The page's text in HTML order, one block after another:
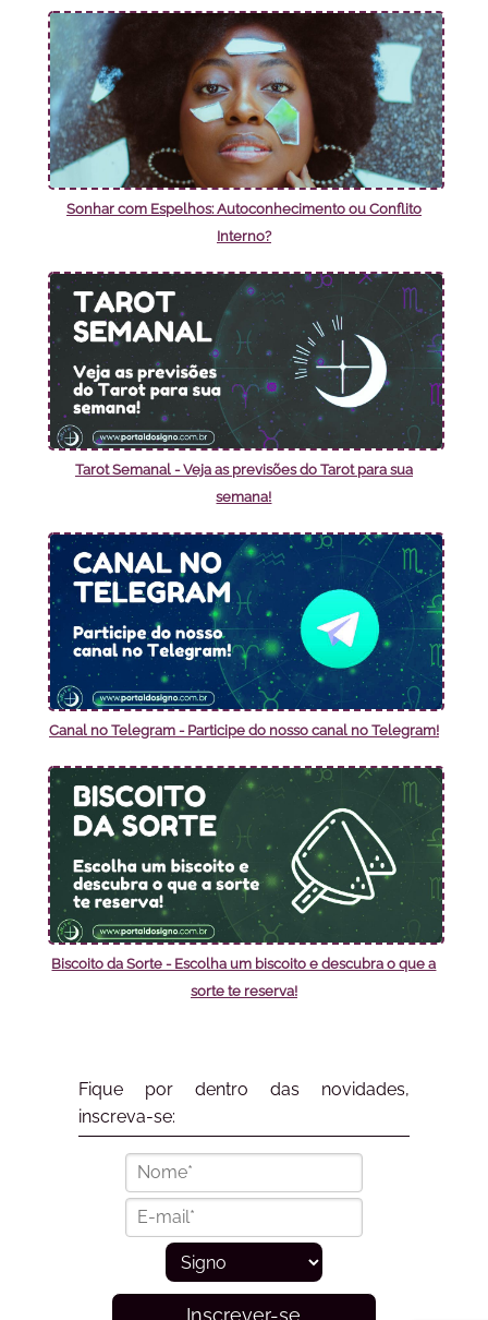
Sonhar com Espelhos: Autoconhecimento ou Conflito
Interno?
Tarot Semanal - Veja as previsões do Tarot para sua
semana!
Canal no Telegram - Participe do nosso canal no Telegram!
Biscoito da Sorte - Escolha um biscoito e descubra o que a
sorte te reserva!
Fique por dentro das novidades,
inscreva-se:
Inscrever-se